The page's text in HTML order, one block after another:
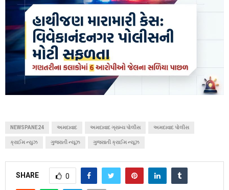
NEWSPANE24 અમદાવાદ અમદાવાદ ગ્રામ્ય પોલીસ અમદાવાદ પોલીસ
ક્રાઈમ ન્યુઝ ગુજરાતી ન્યૂઝ ગુજરાાતી ક્રાઈમ ન્યૂઝ
SHARE 0